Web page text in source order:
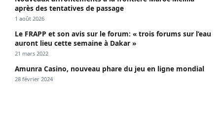
après des tentatives de passage
1 août 2026
Le FRAPP et son avis sur le forum: « trois forums sur l’eau
auront lieu cette semaine à Dakar »
21 mars 2022
Amunra Casino, nouveau phare du jeu en ligne mondial
28 février 2024